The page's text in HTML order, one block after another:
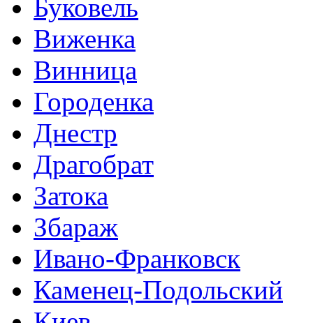
Буковель
Виженка
Винница
Городенка
Днестр
Драгобрат
Затока
Збараж
Ивано-Франковск
Каменец-Подольский